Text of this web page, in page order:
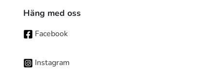
Häng med oss
Facebook
Instagram